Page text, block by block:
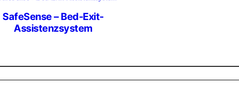
SafeSense – Bed-Exit-
Assistenzsystem